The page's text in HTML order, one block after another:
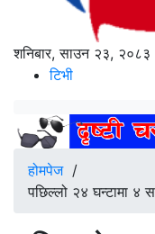
शनिबार, साउन २३, २०८३
टिभी
होमपेज/
पछिल्लो २४ घन्टामा ४